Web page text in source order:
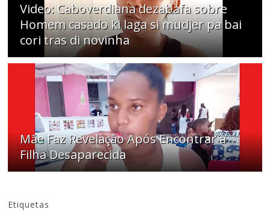
Video: Caboverdiana dezabafa sobre
Homem casado ki laga si mudjer pa bai
cori tras di novinha
Mãe Faz Revelação Após Encontrar a
Filha Desaparecida
Etiquetas